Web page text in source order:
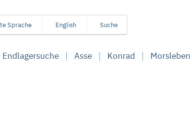
Sprache English Suche
Endlagersuche Asse Konrad Morsleben